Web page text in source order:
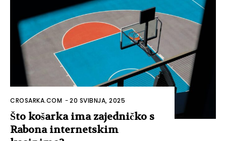
CROSARKA.COM -20 SVIBNJA, 2025
Što košarka ima zajedničko s
Rabona internetskim